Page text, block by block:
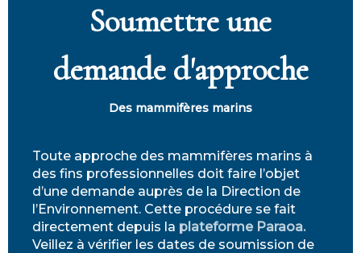
Soumettre une
demande d'approche
Des mammifères marins
Toute approche des mammifères marins à
des fins professionnelles doit faire l’objet
d’une demande auprès de la Direction de
l’Environnement. Cette procédure se fait
directement depuis la plateforme Paraoa.
Veillez à vérifier les dates de soumission de